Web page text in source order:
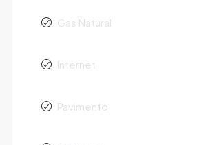
Gas Natural
Internet
Pavimento